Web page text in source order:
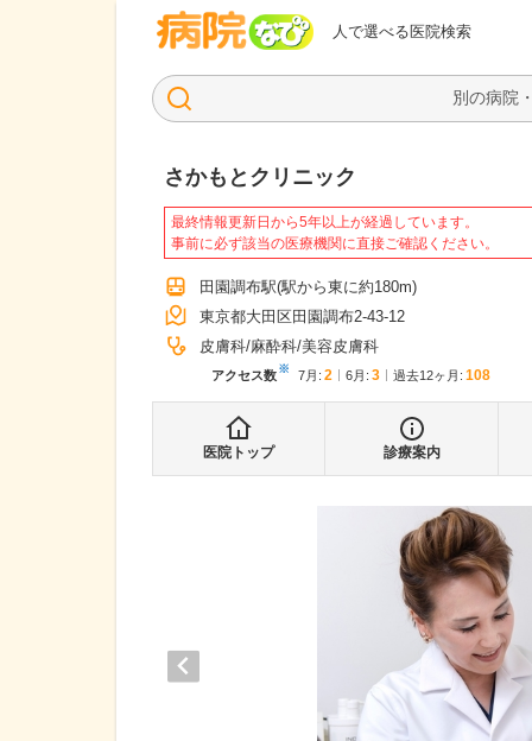
人で選べる医院検索
病院なび
さかもとクリニック
最終情報更新日から5年以上が経過しています。
事前に必ず該当の医療機関に直接ご確認ください。
田園調布駅(駅から東に約180m)
東京都大田区田園調布2-43-12
皮膚科 麻酔科 美容皮膚科
アクセス数※ 7月 : 2 6月 : 3 過去12ヶ月: 108
医院トップ 診療案内